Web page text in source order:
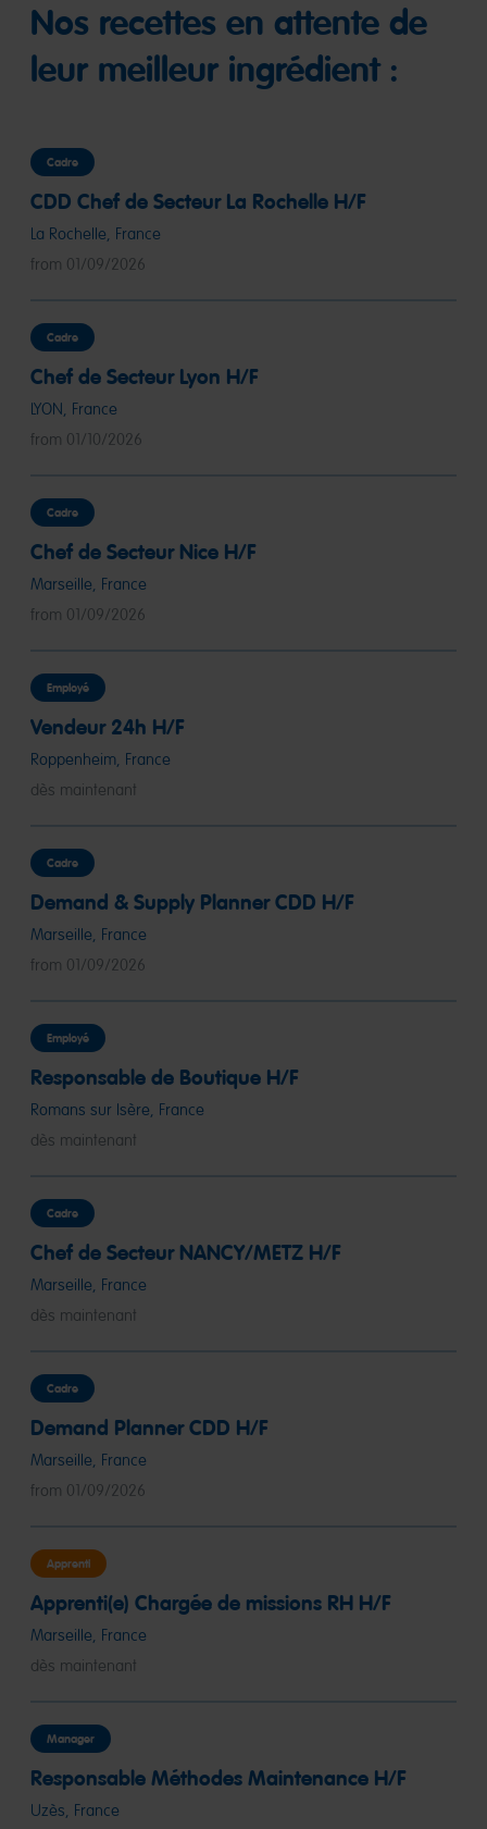
Nos recettes en attente de
leur meilleur ingrédient :
Cadre
CDD Chef de Secteur La Rochelle H/F
La Rochelle, France
from 01/09/2026
Cadre
Chef de Secteur Lyon H/F
LYON, France
from 01/10/2026
Cadre
Chef de Secteur Nice H/F
Marseille, France
from 01/09/2026
Employé
Vendeur 24h H/F
Roppenheim, France
dès maintenant
Cadre
Demand & Supply Planner CDD H/F
Marseille, France
from 01/09/2026
Employé
Responsable de Boutique H/F
Romans sur Isère, France
dès maintenant
Cadre
Chef de Secteur NANCY/METZ H/F
Marseille, France
dès maintenant
Cadre
Demand Planner CDD H/F
Marseille, France
from 01/09/2026
Apprenti
Apprenti(e) Chargée de missions RH H/F
Marseille, France
dès maintenant
Manager
Responsable Méthodes Maintenance H/F
Uzès, France